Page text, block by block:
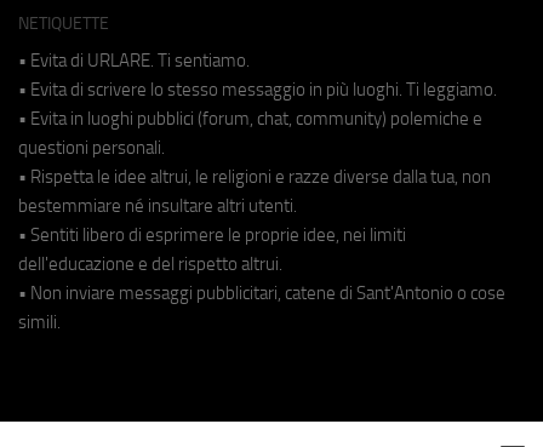
NETIQUETTE
• Evita di URLARE. Ti sentiamo.
• Evita di scrivere lo stesso messaggio in più luoghi. Ti leggiamo.
• Evita in luoghi pubblici (forum, chat, community) polemiche e
questioni personali.
• Rispetta le idee altrui, le religioni e razze diverse dalla tua, non
bestemmiare né insultare altri utenti.
• Sentiti libero di esprimere le proprie idee, nei limiti
dell'educazione e del rispetto altrui.
• Non inviare messaggi pubblicitari, catene di Sant'Antonio o cose
simili.